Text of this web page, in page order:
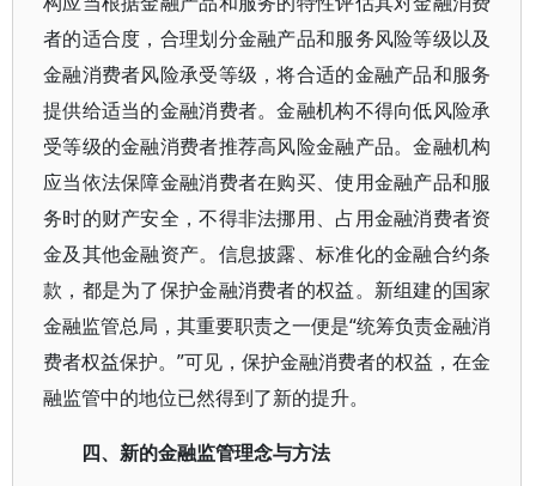
者的适合度，合理划分金融产品和服务风险等级以及
金融消费者风险承受等级，将合适的金融产品和服务
提供给适当的金融消费者。金融机构不得向低风险承
受等级的金融消费者推荐高风险金融产品。金融机构
应当依法保障金融消费者在购买、使用金融产品和服
务时的财产安全，不得非法挪用、占用金融消费者资
金及其他金融资产。信息披露、标准化的金融合约条
款，都是为了保护金融消费者的权益。新组建的国家
金融监管总局，其重要职责之一便是“统筹负责金融消
费者权益保护。”可见，保护金融消费者的权益，在金
融监管中的地位已然得到了新的提升。
四、新的金融监管理念与方法